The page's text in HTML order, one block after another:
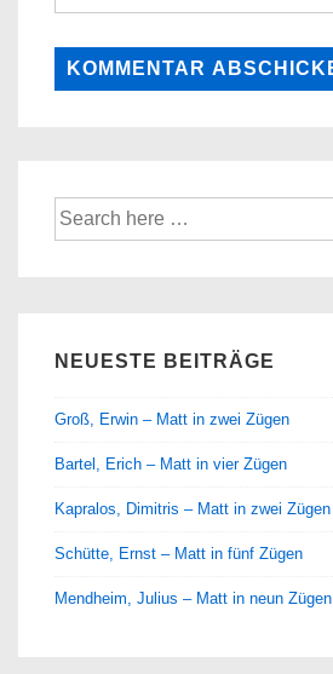
Suche
nach:
NEUESTE BEITRÄGE
Groß, Erwin – Matt in zwei Zügen
Bartel, Erich – Matt in vier Zügen
Kapralos, Dimitris – Matt in zwei Zügen
Schütte, Ernst – Matt in fünf Zügen
Mendheim, Julius – Matt in neun Zügen